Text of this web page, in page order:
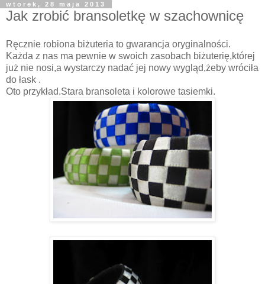
wtorek, 28 maja 2013
Jak zrobić bransoletkę w szachownicę
Ręcznie robiona biżuteria to gwarancja oryginalności.
Każda z nas ma pewnie w swoich zasobach biżuterię,której
już nie nosi,a wystarczy nadać jej nowy wygląd,żeby wróciła
do łask .
Oto przykład.Stara bransoleta i kolorowe tasiemki.